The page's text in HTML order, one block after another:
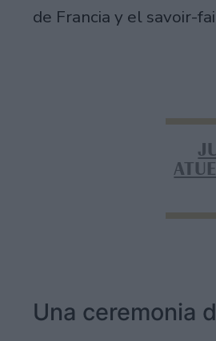
de Francia y el savoir-
Una ceremonia